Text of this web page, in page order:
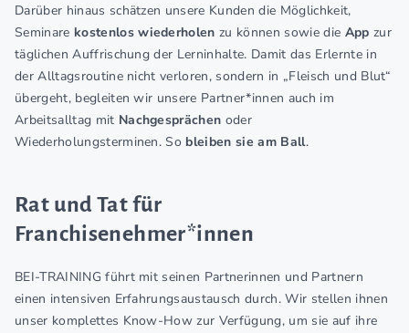
Darüber hinaus schätzen unsere Kunden die Möglichkeit,
Seminare kostenlos wiederholen zu können sowie die App zur
täglichen Auffrischung der Lerninhalte. Damit das Erlernte in
der Alltagsroutine nicht verloren, sondern in „Fleisch und Blut“
übergeht, begleiten wir unsere Partner*innen auch im
Arbeitsalltag mit Nachgesprächen oder
Wiederholungsterminen. So bleiben sie am Ball.
Rat und Tat für
Franchisenehmer*innen
BEI-TRAINING führt mit seinen Partnerinnen und Partnern
einen intensiven Erfahrungsaustausch durch. Wir stellen ihnen
unser komplettes Know-How zur Verfügung, um sie auf ihre